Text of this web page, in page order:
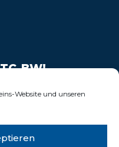
Website und unseren
BW!